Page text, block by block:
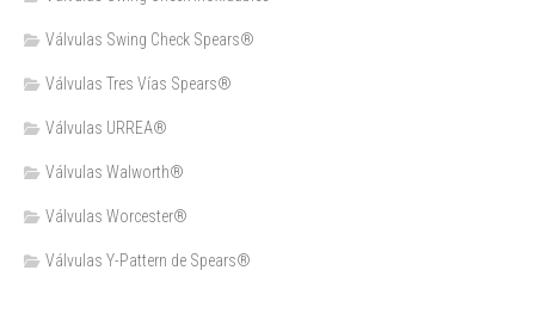
Válvulas Swing Check Spears®
Válvulas Tres Vías Spears®
Válvulas URREA®
Válvulas Walworth®
Válvulas Worcester®
Válvulas Y-Pattern de Spears®️